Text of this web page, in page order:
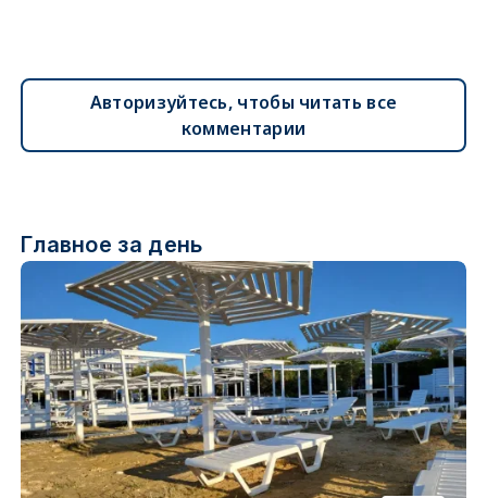
Авторизуйтесь, чтобы читать все
комментарии
Главное за день